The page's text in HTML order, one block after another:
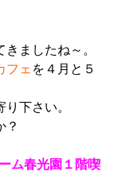
ましたね～。
フェを４月と５
下さい。
？
ム春光園１階喫